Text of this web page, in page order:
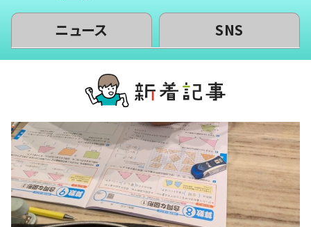
ニュース SNS